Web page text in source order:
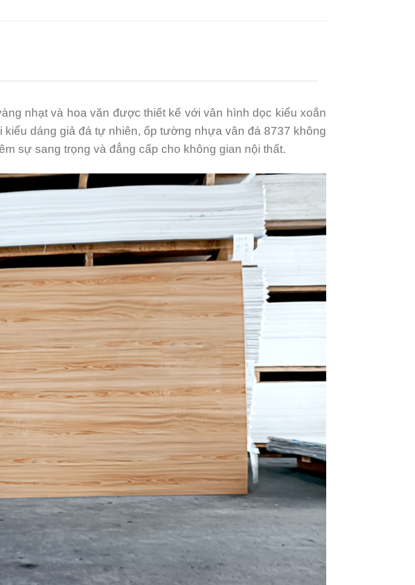
nhạt và hoa văn được thiết kế với vân hình dọc kiểu xoắn
dáng giả đá tự nhiên, ốp tường nhựa vân đá 8737 không
sự sang trọng và đẳng cấp cho không gian nội thất.